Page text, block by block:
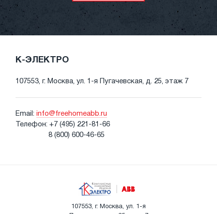
К-ЭЛЕКТРО
107553, г. Москва, ул. 1-я Пугачевская, д. 25, этаж 7
Email: info@freehomeabb.ru
Телефон: +7 (495) 221-81-66
8 (800) 600-46-65
107553, г. Москва, ул. 1-я